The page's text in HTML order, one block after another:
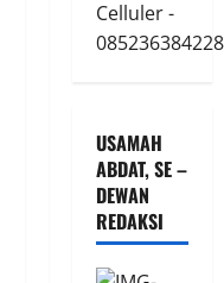
Celluler -
085236384228
USAMAH
ABDAT, SE –
DEWAN
REDAKSI